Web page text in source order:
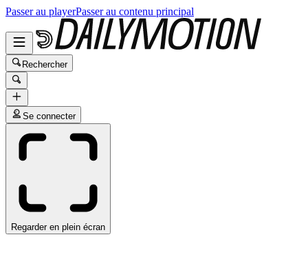
Passer au playerPasser au contenu principal
Rechercher
Se connecter
Regarder en plein écran